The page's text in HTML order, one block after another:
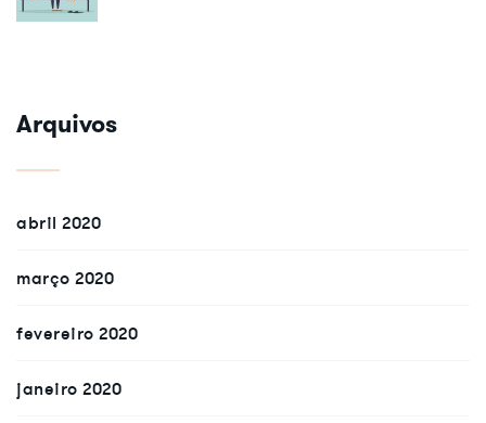
Arquivos
abril 2020
março 2020
fevereiro 2020
janeiro 2020